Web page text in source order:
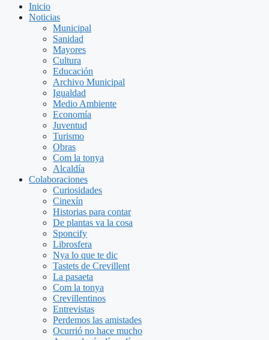
Inicio
Noticias
Municipal
Sanidad
Mayores
Cultura
Educación
Archivo Municipal
Igualdad
Medio Ambiente
Economía
Juventud
Turismo
Obras
Com la tonya
Alcaldía
Colaboraciones
Curiosidades
Cinexín
Historias para contar
De plantas va la cosa
Sponcify
Librosfera
Nya lo que te dic
Tastets de Crevillent
La pasaeta
Com la tonya
Crevillentinos
Entrevistas
Perdemos las amistades
Ocurrió no hace mucho